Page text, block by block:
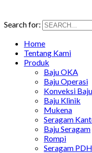
Search for:
Home
Tentang Kami
Produk
Baju OKA
Baju Operasi
Konveksi
Baju Klinik
Mukena
Seragam
Baju Seragam
Rompi
Seragam PDH